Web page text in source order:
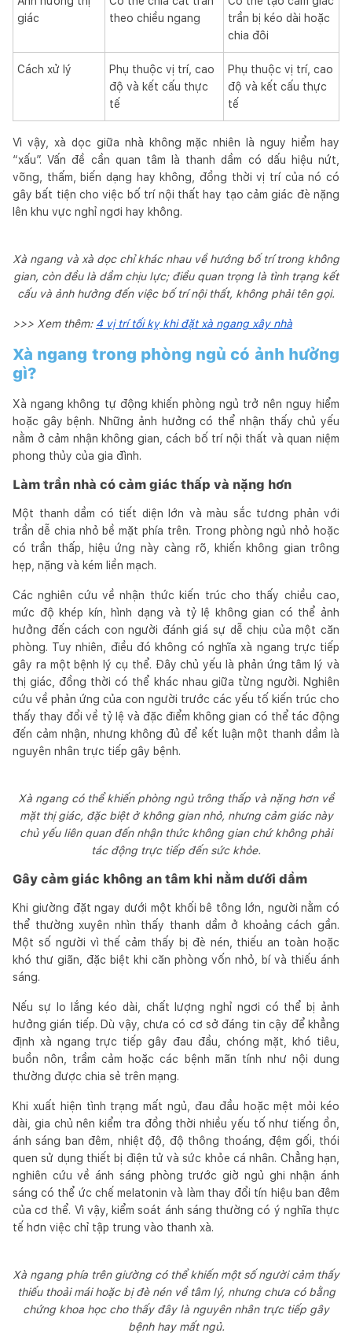
giác
theo chiều ngang
trần bị kéo dài hoặc
chia đôi
Cách xử lý
Phụ thuộc vị trí, cao
độ và kết cấu thực
tế
Phụ thuộc vị trí, cao
độ và kết cấu thực
tế
Vì vậy, xà dọc giữa nhà không mặc nhiên là nguy hiểm hay
“xấu”. Vấn đề cần quan tâm là thanh dầm có dấu hiệu nứt,
võng, thấm, biến dạng hay không, đồng thời vị trí của nó có
gây bất tiện cho việc bố trí nội thất hay tạo cảm giác đè nặng
lên khu vực nghỉ ngơi hay không.
Xà ngang và xà dọc chỉ khác nhau về hướng bố trí trong không
gian, còn đều là dầm chịu lực; điều quan trọng là tình trạng kết
cấu và ảnh hưởng đến việc bố trí nội thất, không phải tên gọi.
>>> Xem thêm: 4 vị trí tối kỵ khi đặt xà ngang xây nhà
Xà ngang trong phòng ngủ có ảnh hưởng
gì?
Xà ngang không tự động khiến phòng ngủ trở nên nguy hiểm
hoặc gây bệnh. Những ảnh hưởng có thể nhận thấy chủ yếu
nằm ở cảm nhận không gian, cách bố trí nội thất và quan niệm
phong thủy của gia đình.
Làm trần nhà có cảm giác thấp và nặng hơn
Một thanh dầm có tiết diện lớn và màu sắc tương phản với
trần dễ chia nhỏ bề mặt phía trên. Trong phòng ngủ nhỏ hoặc
có trần thấp, hiệu ứng này càng rõ, khiến không gian trông
hẹp, nặng và kém liền mạch.
Các nghiên cứu về nhận thức kiến trúc cho thấy chiều cao,
mức độ khép kín, hình dạng và tỷ lệ không gian có thể ảnh
hưởng đến cách con người đánh giá sự dễ chịu của một căn
phòng. Tuy nhiên, điều đó không có nghĩa xà ngang trực tiếp
gây ra một bệnh lý cụ thể. Đây chủ yếu là phản ứng tâm lý và
thị giác, đồng thời có thể khác nhau giữa từng người. Nghiên
cứu về phản ứng của con người trước các yếu tố kiến trúc cho
thấy thay đổi về tỷ lệ và đặc điểm không gian có thể tác động
đến cảm nhận, nhưng không đủ để kết luận một thanh dầm là
nguyên nhân trực tiếp gây bệnh.
Xà ngang có thể khiến phòng ngủ trông thấp và nặng hơn về
mặt thị giác, đặc biệt ở không gian nhỏ, nhưng cảm giác này
chủ yếu liên quan đến nhận thức không gian chứ không phải
tác động trực tiếp đến sức khỏe.
Gây cảm giác không an tâm khi nằm dưới dầm
Khi giường đặt ngay dưới một khối bê tông lớn, người nằm có
thể thường xuyên nhìn thấy thanh dầm ở khoảng cách gần.
Một số người vì thế cảm thấy bị đè nén, thiếu an toàn hoặc
khó thư giãn, đặc biệt khi căn phòng vốn nhỏ, bí và thiếu ánh
sáng.
Nếu sự lo lắng kéo dài, chất lượng nghỉ ngơi có thể bị ảnh
hưởng gián tiếp. Dù vậy, chưa có cơ sở đáng tin cậy để khẳng
định xà ngang trực tiếp gây đau đầu, chóng mặt, khó tiêu,
buồn nôn, trầm cảm hoặc các bệnh mãn tính như nội dung
thường được chia sẻ trên mạng.
Khi xuất hiện tình trạng mất ngủ, đau đầu hoặc mệt mỏi kéo
dài, gia chủ nên kiểm tra đồng thời nhiều yếu tố như tiếng ồn,
ánh sáng ban đêm, nhiệt độ, độ thông thoáng, đệm gối, thói
quen sử dụng thiết bị điện tử và sức khỏe cá nhân. Chẳng hạn,
nghiên cứu về ánh sáng phòng trước giờ ngủ ghi nhận ánh
sáng có thể ức chế melatonin và làm thay đổi tín hiệu ban đêm
của cơ thể. Vì vậy, kiểm soát ánh sáng thường có ý nghĩa thực
tế hơn việc chỉ tập trung vào thanh xà.
Xà ngang phía trên giường có thể khiến một số người cảm thấy
thiếu thoải mái hoặc bị đè nén về tâm lý, nhưng chưa có bằng
chứng khoa học cho thấy đây là nguyên nhân trực tiếp gây
bệnh hay mất ngủ.